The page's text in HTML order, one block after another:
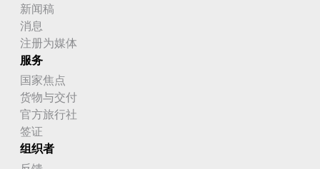
新闻稿
消息
注册为媒体
服务
国家焦点
货物与交付
官方旅行社
签证
组织者